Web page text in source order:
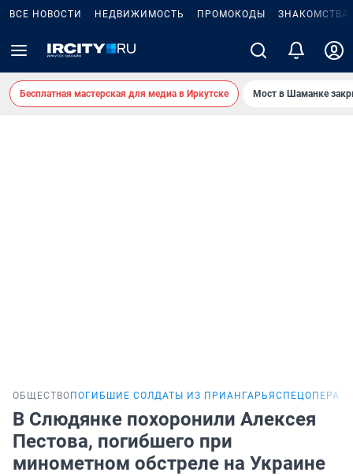
ВСЕ НОВОСТИ НЕДВИЖИМОСТЬ ПРОМОКОДЫ ЗНАКОМСТВА
Бесплатная мастерская для медиа в Иркутске Мост в Шаманке
ОБЩЕСТВО ПОГИБШИЕ СОЛДАТЫ ИЗ ПРИАНГАРЬЯ
В Слюдянке похоронили Алексея
Пестова, погибшего при
минометном обстреле на Украине